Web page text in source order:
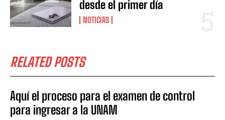
desde el primer día
NOTICIAS
RELATED POSTS
Aquí el proceso para el examen de control
para ingresar a la UNAM